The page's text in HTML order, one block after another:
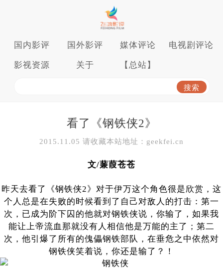
国内影评 国外影评 媒体评论 电视剧评论
影视资源 关于 【总站】
看了《钢铁侠2》
2015.11.05 请收藏本站地址：geekfei.cn
文/蒹葭苍苍
昨天去看了《钢铁侠2》对于伊万这个角色很是欣赏，这
个人总是在失败的时候看到了自己对敌人的打击：第一
次，已成为阶下囚的他就对钢铁侠说，你输了，如果我
能让上帝流血那就没有人相信他是万能的主了；第二
次，他引爆了所有的傀儡钢铁部队，在垂危之中依然对
钢铁侠笑着说，你还是输了？！